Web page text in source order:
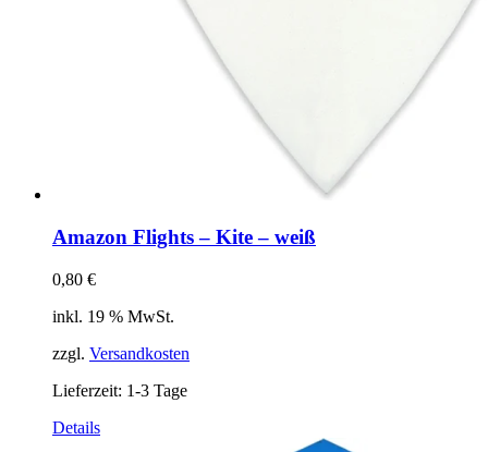
Amazon Flights – Kite – weiß
0,80 €
inkl. 19 % MwSt.
zzgl. Versandkosten
Lieferzeit: 1-3 Tage
Details